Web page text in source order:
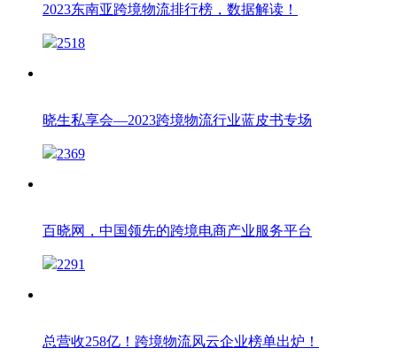
2023东南亚跨境物流排行榜，数据解读！
2518
晓生私享会—2023跨境物流行业蓝皮书专场
2369
百晓网，中国领先的跨境电商产业服务平台
2291
总营收258亿！跨境物流风云企业榜单出炉！